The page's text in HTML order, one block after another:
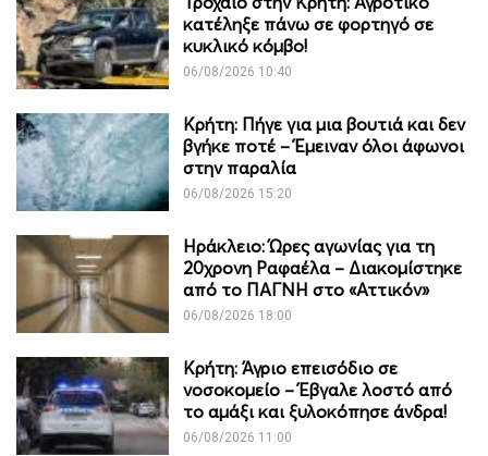
κατέληξε πάνω σε φορτηγό σε
κυκλικό κόμβο!
06/08/2026 10:40
Κρήτη: Πήγε για μια βουτιά και δεν
βγήκε ποτέ – Έμειναν όλοι άφωνοι
στην παραλία
06/08/2026 15:20
Ηράκλειο: Ώρες αγωνίας για τη
20χρονη Ραφαέλα – Διακομίστηκε
από το ΠΑΓΝΗ στο «Αττικόν»
06/08/2026 18:00
Κρήτη: Άγριο επεισόδιο σε
νοσοκομείο – Έβγαλε λοστό από
το αμάξι και ξυλοκόπησε άνδρα!
06/08/2026 11:00